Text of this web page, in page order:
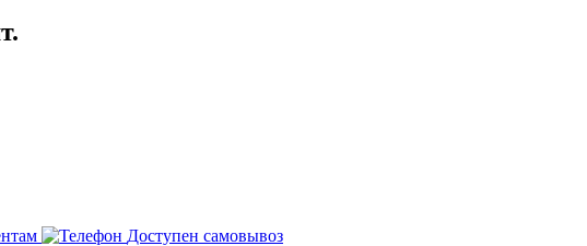
Доступен самовывоз